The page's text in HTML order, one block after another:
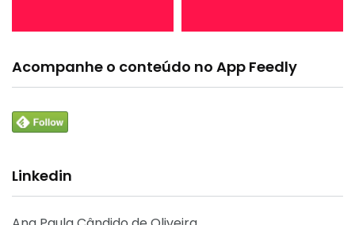
Acompanhe o conteúdo no App Feedly
Linkedin